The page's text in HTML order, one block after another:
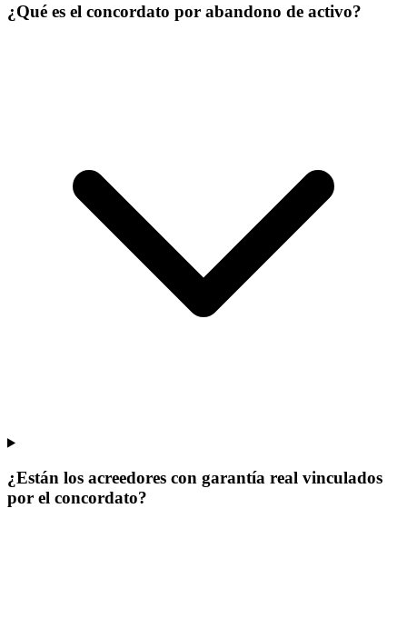
¿Qué es el concordato por abandono de activo?
¿Están los acreedores con garantía real vinculados
por el concordato?